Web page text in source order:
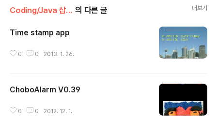
Coding/Java 삽질기 의 다른 글 더보기
Time stamp app
0 0 2013. 1. 26.
ChoboAlarm V0.39
0 0 2012. 12. 1.